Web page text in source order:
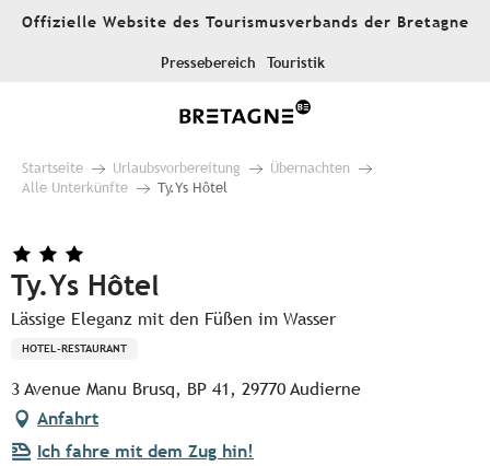
AllerOffizielle Website des Tourismusverbands der Bretagne
Pressebereich Touristik
Startseite Urlaubsvorbereitung
Übernachten
Alle Unterkünfte
Ty.Ys Hôtel
Ty.Ys Hôtel
Lässige Eleganz mit den Füßen im Wasser
HOTEL-RESTAURANT
3 Avenue Manu Brusq, BP 41, 29770 Audierne
Anfahrt
Ich fahre mit dem Zug hin!